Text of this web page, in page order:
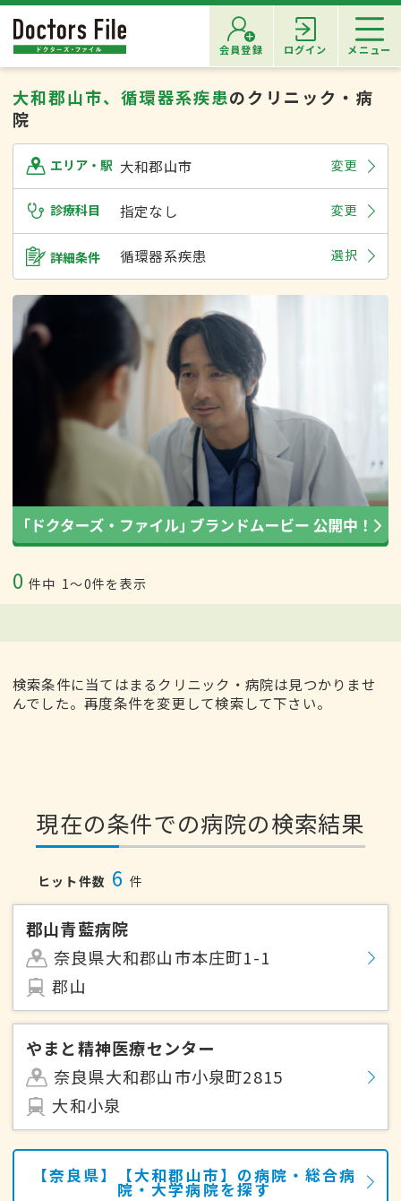
会員登録 ログイン メニュー
大和郡山市、循環器系疾患のクリニック・病
院
エリア・駅 大和郡山市 変更
診療科目 指定なし 変更
詳細条件 循環器系疾患 選択
0 件中 1〜0件を表示
検索条件に当てはまるクリニック・病院は見つかりませ
んでした。再度条件を変更して検索して下さい。
現在の条件での病院の検索結果
ヒット件数 6 件
郡山青藍病院
奈良県大和郡山市本庄町1-1
郡山
やまと精神医療センター
奈良県大和郡山市小泉町2815
大和小泉
【奈良県】【大和郡山市】の病院・総合病
院・大学病院を探す